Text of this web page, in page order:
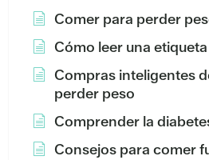
Comer para perder
Cómo leer una
Compras inteligentes
perder peso
Comprender la
Consejos para comer